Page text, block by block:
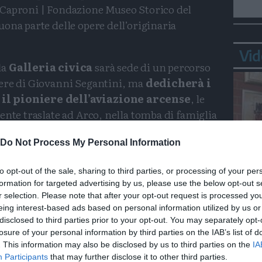
Do Not Process My Personal Information
opt-out of the sale, sharing to third parties, or processing of your
for targeted advertising by us, please use the below opt-out
selection. Please note that after your opt-out request is processed
interest-based ads based on personal information utilized by us
to third parties prior to your opt-out. You may separately
of your personal information by third parties on the IAB’s list of
This information may also be disclosed by us to third parties on the
Participants that may further disclose it to other third parties.
| Fondazione Museo Storico del
parte delle opere dell’originaria
Galleria civica sarà sede di un percorso
di Giovanni Segantini, madedicherà i
pioniere dell’aviazione arcense, le
traslate ad Arco, nella tomba di famiglia
anche la moglie Timina e numerosi
per l’arteresero Caproni uno dei
collezionisti di Aeropitturae
attenzione, e alla creazione, da parte sua e
dedicato all’Aeronautica, di cui nel